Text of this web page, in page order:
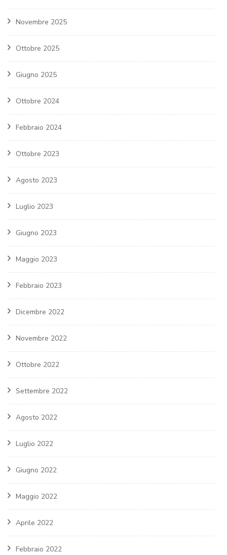
Novembre 2025
Ottobre 2025
Giugno 2025
Ottobre 2024
Febbraio 2024
Ottobre 2023
Agosto 2023
Luglio 2023
Giugno 2023
Maggio 2023
Febbraio 2023
Dicembre 2022
Novembre 2022
Ottobre 2022
Settembre 2022
Agosto 2022
Luglio 2022
Giugno 2022
Maggio 2022
Aprile 2022
Febbraio 2022